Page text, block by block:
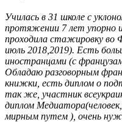
Училась в 31 школе с
протяжении 7 лет упорно
проходила стажировку во
июль 2018,2019). Есть
иностранцами (с
Обладаю разговорным
книжки, есть диплом о
так же, участник
диплом
мирным путем ), очень